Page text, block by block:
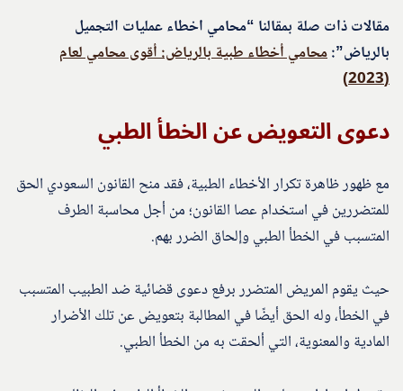
مقالات ذات صلة بمقالنا “محامي اخطاء عمليات التجميل
بالرياض”:محامي أخطاء طبية بالرياض: أقوى محامي لعام
(2023)
دعوى التعويض عن الخطأ الطبي
مع ظهور ظاهرة تكرار الأخطاء الطبية، فقد منح القانون السعودي الحق
للمتضررين في استخدام عصا القانون؛ من أجل محاسبة الطرف
المتسبب في الخطأ الطبي وإلحاق الضرر بهم.
حيث يقوم المريض المتضرر برفع دعوى قضائية ضد الطبيب المتسبب
في الخطأ، وله الحق أيضًا في المطالبة بتعويض عن تلك الأضرار
المادية والمعنوية، التي ألحقت به من الخطأ الطبي.